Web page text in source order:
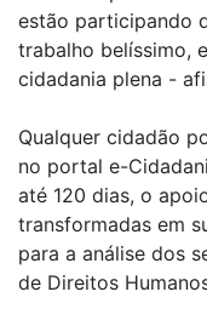
estão participando
trabalho belíssimo,
cidadania plena -
Qualquer cidadão
no portal e-
até 120 dias, o
transformadas em
para a análise dos
de Direitos